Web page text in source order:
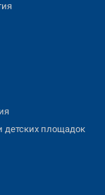
детских площадок